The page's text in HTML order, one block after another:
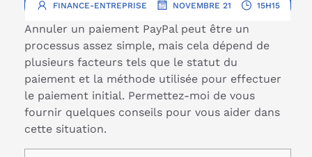
FINANCE-ENTREPRISE NOVEMBRE 21 15H15
Annuler un paiement PayPal peut être un
processus assez simple, mais cela dépend de
plusieurs facteurs tels que le statut du
paiement et la méthode utilisée pour effectuer
le paiement initial. Permettez-moi de vous
fournir quelques conseils pour vous aider dans
cette situation.